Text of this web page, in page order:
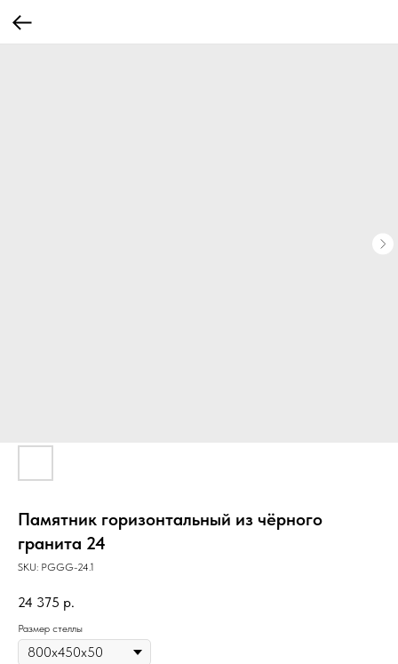
Памятник горизонтальный из чёрного
гранита 24
SKU: PGGG-24.1
24 375 р.
Размер стеллы